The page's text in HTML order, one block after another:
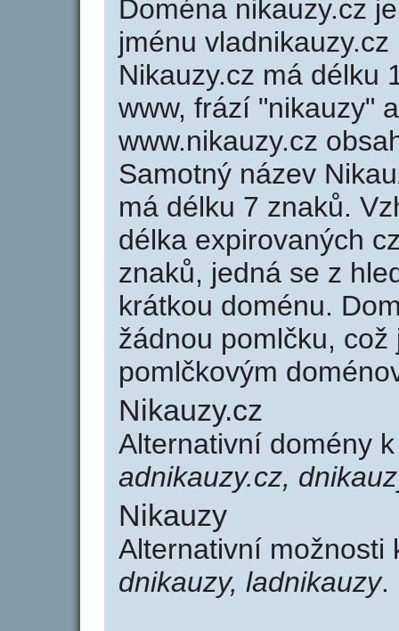
Doména nikauzy.cz
jménu
Nikauzy.cz má délku
www, frází "nikauzy"
www.nikauzy.cz
Samotný název
má délku 7 znaků.
délka expirovaných
znaků, jedná se z
krátkou doménu.
žádnou pomlčku,
pomlčkovým
Nikauzy.cz
Alternativní domény
adnikauzy.cz,
Nikauzy
Alternativní
dnikauzy, ladnikauzy.